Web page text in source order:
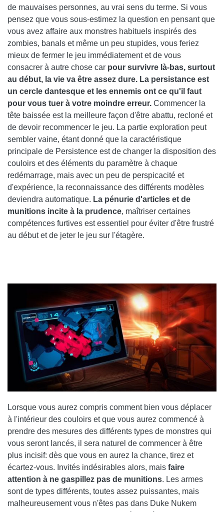
de mauvaises personnes, au vrai sens du terme. Si vous
pensez que vous sous-estimez la question en pensant que
vous avez affaire aux monstres habituels inspirés des
zombies, banals et même un peu stupides, vous feriez
mieux de fermer le jeu immédiatement et de vous
consacrer à autre chose car pour survivre là-bas, surtout
au début, la vie va être assez dure. La persistance est
un cercle dantesque et les ennemis ont ce qu'il faut
pour vous tuer à votre moindre erreur. Commencer la
tête baissée est la meilleure façon d'être abattu, recloné et
de devoir recommencer le jeu. La partie exploration peut
sembler vaine, étant donné que la caractéristique
principale de Persistence est de changer la disposition des
couloirs et des éléments du paramètre à chaque
redémarrage, mais avec un peu de perspicacité et
d'expérience, la reconnaissance des différents modèles
deviendra automatique. La pénurie d'articles et de
munitions incite à la prudence, maîtriser certaines
compétences furtives est essentiel pour éviter d'être frustré
au début et de jeter le jeu sur l'étagère.
Lorsque vous aurez compris comment bien vous déplacer
à l'intérieur des couloirs et que vous aurez commencé à
prendre des mesures des différents types de monstres qui
vous seront lancés, il sera naturel de commencer à être
plus incisif: dès que vous en aurez la chance, tirez et
écartez-vous. Invités indésirables alors, mais faire
attention à ne gaspillez pas de munitions. Les armes
sont de types différents, toutes assez puissantes, mais
malheureusement vous n'êtes pas dans Duke Nukem